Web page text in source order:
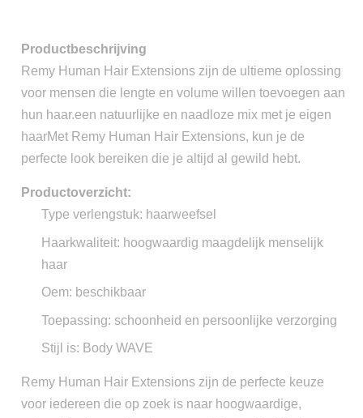
Productbeschrijving
Remy Human Hair Extensions zijn de ultieme oplossing
voor mensen die lengte en volume willen toevoegen aan
hun haar.een natuurlijke en naadloze mix met je eigen
haarMet Remy Human Hair Extensions, kun je de
perfecte look bereiken die je altijd al gewild hebt.
Productoverzicht:
Type verlengstuk: haarweefsel
Haarkwaliteit: hoogwaardig maagdelijk menselijk
haar
Oem: beschikbaar
Toepassing: schoonheid en persoonlijke verzorging
Stijl is: Body WAVE
Remy Human Hair Extensions zijn de perfecte keuze
voor iedereen die op zoek is naar hoogwaardige,